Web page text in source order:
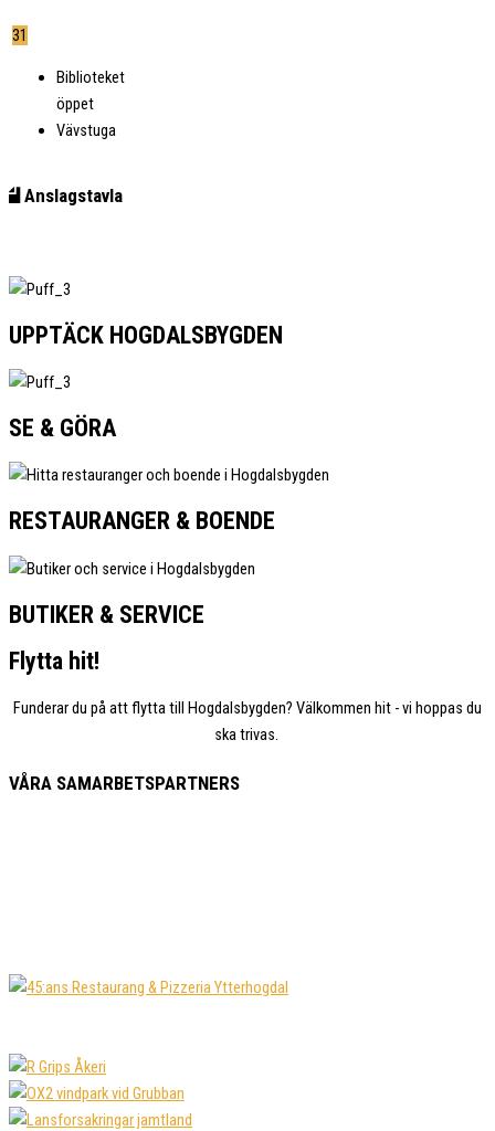
31
Biblioteket
öppet
Vävstuga
Anslagstavla
UPPTÄCK HOGDALSBYGDEN
SE & GÖRA
RESTAURANGER & BOENDE
BUTIKER & SERVICE
Flytta hit!
Funderar du på att flytta till Hogdalsbygden? Välkommen hit - vi hoppas du
ska trivas.
VÅRA SAMARBETSPARTNERS